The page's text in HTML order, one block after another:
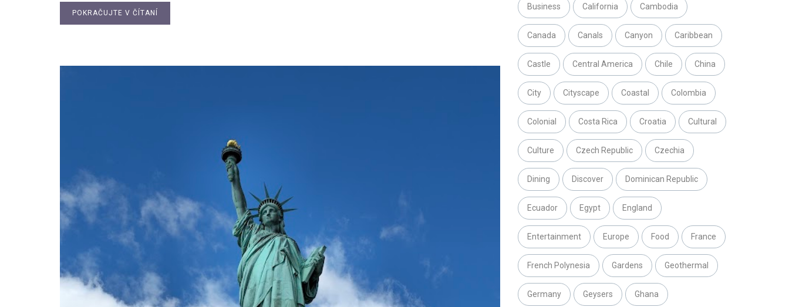
POKRAČUJTE V ČÍTANÍ
Business California Cambodia
Canada Canals Canyon Caribbean
Castle Central America Chile China
City Cityscape Coastal Colombia
Colonial Costa Rica Croatia Cultural
Culture Czech Republic Czechia
Dining Discover Dominican Republic
Ecuador Egypt England
Entertainment Europe Food France
French Polynesia Gardens Geothermal
Germany Geysers Ghana